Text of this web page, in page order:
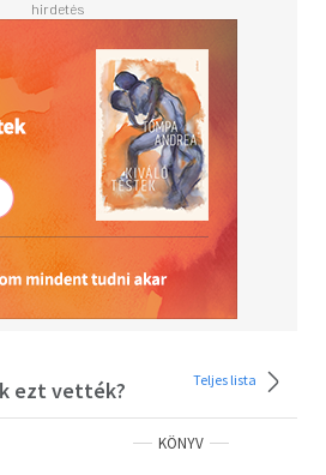
ezt vették? Teljes lista
KÖNYV